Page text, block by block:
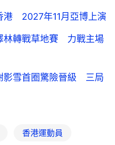
港 2027年11月亞博上演
林轉戰草地賽 力戰主場
影雪首圈驚險晉級 三局
香港運動員